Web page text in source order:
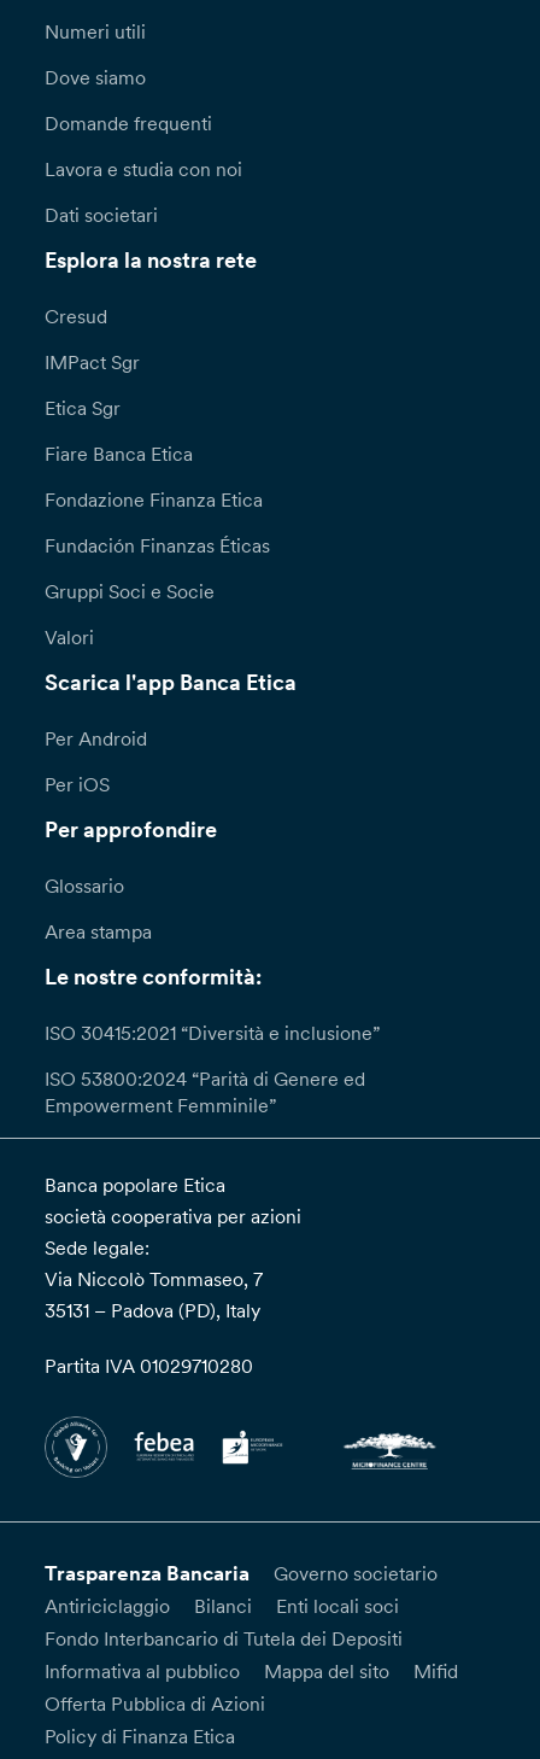
Numeri utili
Dove siamo
Domande frequenti
Lavora e studia con noi
Dati societari
Esplora la nostra rete
Cresud
IMPact Sgr
Etica Sgr
Fiare Banca Etica
Fondazione Finanza Etica
Fundación Finanzas Éticas
Gruppi Soci e Socie
Valori
Scarica l'app Banca Etica
Per Android
Per iOS
Per approfondire
Glossario
Area stampa
Le nostre conformità:
ISO 30415:2021 “Diversità e inclusione”
ISO 53800:2024 “Parità di Genere ed
Empowerment Femminile”
Banca popolare Etica
società cooperativa per azioni
Sede legale:
Via Niccolò Tommaseo, 7
35131 – Padova (PD), Italy
Partita IVA 01029710280
Trasparenza Bancaria
Governo societario
Antiriciclaggio
Bilanci
Enti locali soci
Fondo Interbancario di Tutela dei Depositi
Informativa al pubblico
Mappa del sito
Mifid
Offerta Pubblica di Azioni
Policy di Finanza Etica